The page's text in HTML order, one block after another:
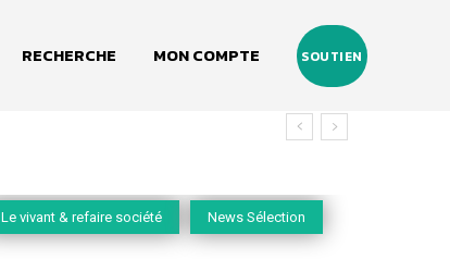
RECHERCHE MON COMPTE SOUTIEN
Le vivant & refaire société News Sélection